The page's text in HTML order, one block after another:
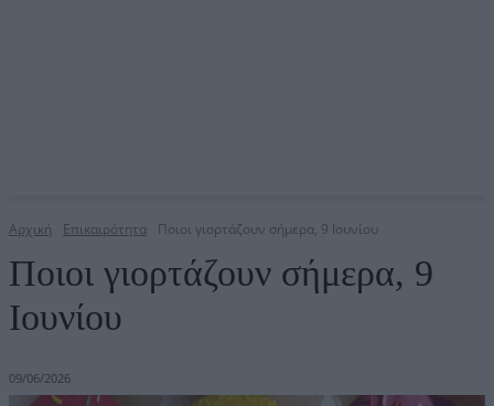
Αρχική Επικαιρότητα Ποιοι γιορτάζουν σήμερα, 9 Ιουνίου
Ποιοι γιορτάζουν σήμερα, 9
Ιουνίου
09/06/2026